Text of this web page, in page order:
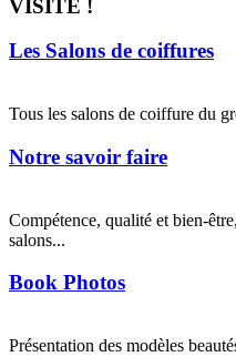
VISITE !
Les Salons de coiffures
Tous les salons de coiffure du
Notre savoir faire
Compétence, qualité et bien-
salons...
Book Photos
Présentation des modèles